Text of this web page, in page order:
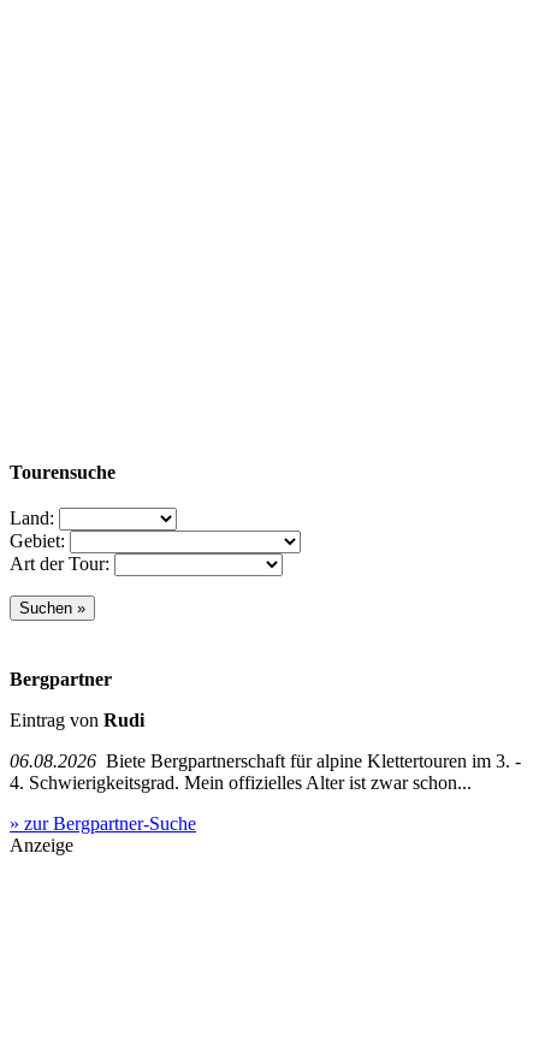
Tourensuche
Land:
Gebiet:
Art der Tour:
Bergpartner
Eintrag von Rudi
06.08.2026 Biete Bergpartnerschaft für alpine Klettertouren im 3. -
4. Schwierigkeitsgrad. Mein offizielles Alter ist zwar schon...
» zur Bergpartner-Suche
Anzeige